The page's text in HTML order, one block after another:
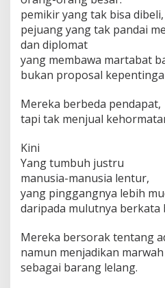
pemikir yang tak bisa dibeli,
pejuang yang tak pandai
dan diplomat
yang membawa martabat
bukan proposal
Mereka berbeda pendapat,
tapi tak menjual
Kini
Yang tumbuh justru
manusia-manusia lentur,
yang pinggangnya lebih
daripada mulutnya berkata
Mereka bersorak tentang
namun menjadikan marwah
sebagai barang lelang.